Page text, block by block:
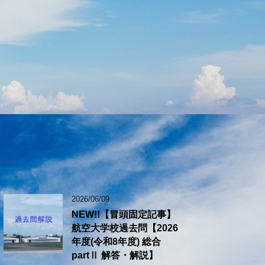
2026/06/09
NEW!!【冒頭固定記事】
航空大学校過去問【2026
年度(令和8年度) 総合
partⅡ 解答・解説】